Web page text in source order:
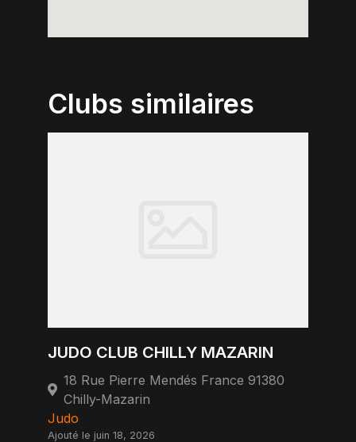
Clubs similaires
JUDO CLUB CHILLY MAZARIN
18 Rue Pierre Mendés France 91380
Chilly-Mazarin
Judo
Ajouté le juin 18, 2026